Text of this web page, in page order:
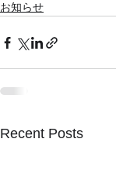
お知らせ
Recent Posts